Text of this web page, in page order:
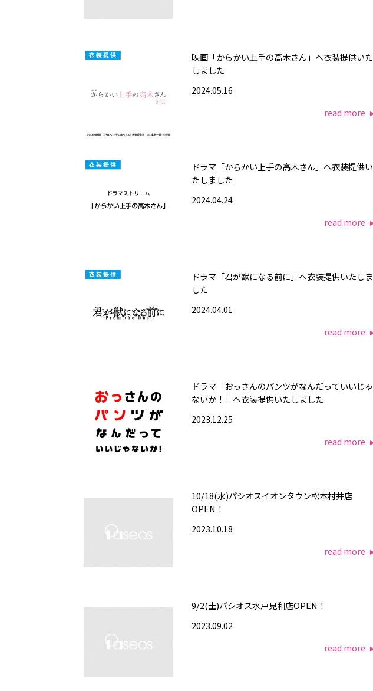
映画「からかい上手の高木さん」へ衣装提供いた
しました
2024.05.16
read more
ドラマ「からかい上手の高木さん」へ衣装提供い
たしました
2024.04.24
read more
ドラマ「君が獣になる前に」へ衣装提供いたしま
した
2024.04.01
read more
ドラマ「おっさんのパンツがなんだっていいじゃ
ないか！」へ衣装提供いたしました
2023.12.25
read more
10/18(水)パシオスイオンタウン松本村井店
OPEN！
2023.10.18
read more
9/2(土)パシオス水戸見和店OPEN！
2023.09.02
read more